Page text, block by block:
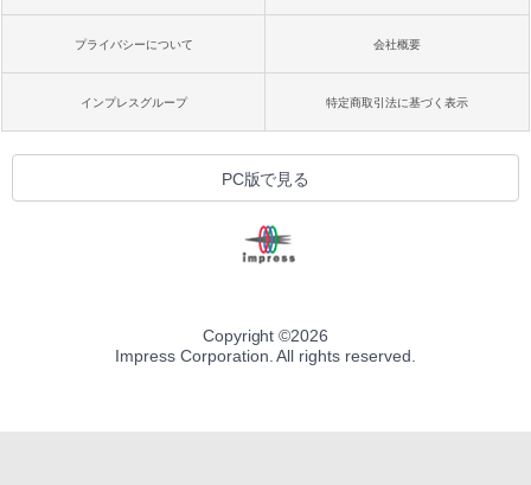
プライバシーについて 会社概要
インプレスグループ 特定商取引法に基づく表示
PC版で見る
Copyright ©2026
Impress Corporation. All rights reserved.